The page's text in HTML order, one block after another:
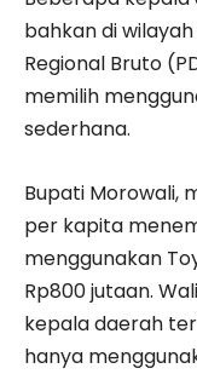
bahkan di
Regional Bruto
memilih
sederhana.
Bupati Morowali,
per kapita
menggunakan
Rp800 jutaan.
kepala daerah
hanya